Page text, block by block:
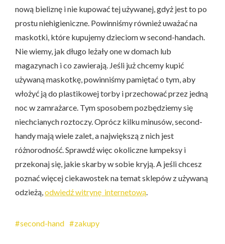
nową bieliznę i nie kupować tej używanej, gdyż jest to po
prostu niehigieniczne. Powinniśmy również uważać na
maskotki, które kupujemy dzieciom w second-handach.
Nie wiemy, jak długo leżały one w domach lub
magazynach i co zawierają. Jeśli już chcemy kupić
używaną maskotkę, powinniśmy pamiętać o tym, aby
włożyć ją do plastikowej torby i przechować przez jedną
noc w zamrażarce. Tym sposobem pozbędziemy się
niechcianych roztoczy. Oprócz kilku minusów, second-
handy mają wiele zalet, a największą z nich jest
różnorodność. Sprawdź więc okoliczne lumpeksy i
przekonaj się, jakie skarby w sobie kryją. A jeśli chcesz
poznać więcej ciekawostek na temat sklepów z używaną
odzieżą, odwiedź witrynę internetową
second-hand zakupy